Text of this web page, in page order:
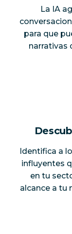
La IA
para que
narrativas
Identifica a
influyentes
en tu
alcance a tu